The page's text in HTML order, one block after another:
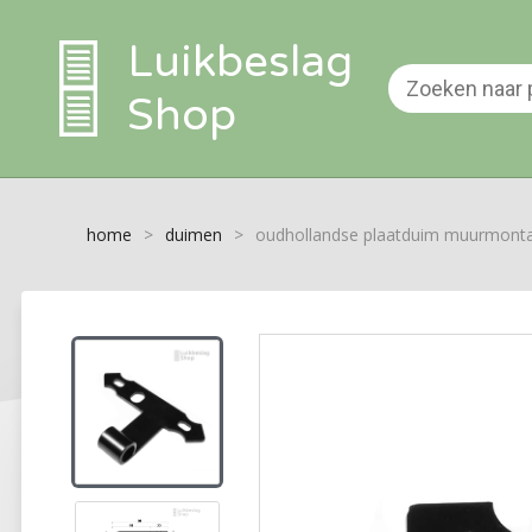
Luikbeslag
Shop
home > duimen > oudhollandse plaatduim